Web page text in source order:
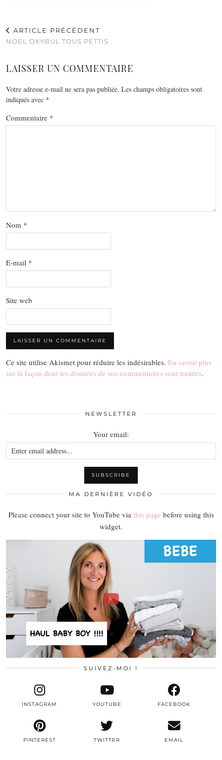
ARTICLE PRÉCÉDENT
NOEL OXYBUL TOUS PETTIS
LAISSER UN COMMENTAIRE
Votre adresse e-mail ne sera pas publiée. Les champs obligatoires sont
indiqués avec *
Commentaire *
Nom *
E-mail *
Site web
Ce site utilise Akismet pour réduire les indésirables. En savoir plus
sur la façon dont les données de vos commentaires sont traitées.
NEWSLETTER
Your email:
MA DERNIÈRE VIDÉO
Please connect your site to YouTube via this page before using this
widget.
SUIVEZ-MOI !
TWITTER
INSTAGRAM FACEBOOK
PINTEREST
YOUTUBE
EMAIL